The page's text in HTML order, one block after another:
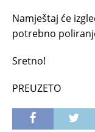
Namještaj će
potrebno
Sretno!
PREUZETO